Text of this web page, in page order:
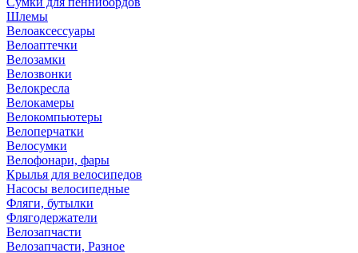
Шлемы
Велоаксессуары
Велоаптечки
Велозамки
Велозвонки
Велокресла
Велокамеры
Велокомпьютеры
Велоперчатки
Велосумки
Велофонари, фары
Крылья для велосипедов
Насосы велосипедные
Фляги, бутылки
Флягодержатели
Велозапчасти
Велозапчасти, Разное